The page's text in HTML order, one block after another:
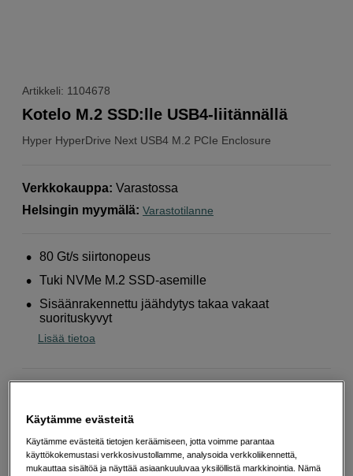
Artikkeli: 1104678
Hyper HyperDrive Next USB4 M.2 PCIe Enclosure
Kotelo M.2 SSD:lle USB4-liitännällä
Verkkokauppa: Varastossa
Helsingin myymälä: Varastotilanne
80 Gt/s siirtonopeus
Tuki NVMe M.2 SSD-asemille
Sisäänrakennettu jäähdytys takaa vakaat
suorituskyvyt
Lisää tietoa
Lisää ostoskoriin
Käytämme evästeitä
Käytämme evästeitä tietojen keräämiseen, jotta voimme parantaa
käyttökokemustasi verkkosivustollamme, analysoida verkkoliikennettä,
mukauttaa sisältöä ja näyttää asiaankuuluvaa yksilöllistä markkinointia. Nämä